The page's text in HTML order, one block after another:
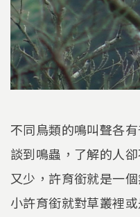
不同鳥類的鳴叫聲各
談到鳴蟲，了解的人
又少，許育銜就是一
小許育銜就對草叢裡